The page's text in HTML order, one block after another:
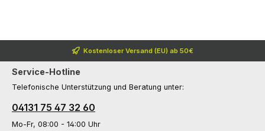
Kostenloser Versand (EU) ab 50€
Service-Hotline
Telefonische Unterstützung und Beratung unter:
04131 75 47 32 60
Mo-Fr, 08:00 - 14:00 Uhr